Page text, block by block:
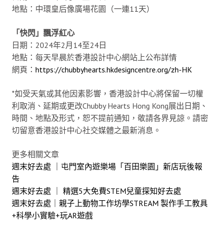
地點：中環皇后像廣場花園（一連11天）
「快閃」飄浮紅心
日期：2024年2月14至24日
地點：每天早晨於香港設計中心網站上公布詳情
網頁： https://chubbyhearts.hkdesigncentre.org/zh-HK
*如受天氣或其他因素影響，香港設計中心將保留一切權
利取消、延期或更改Chubby Hearts Hong Kong展出日期、
時間、地點及形式，恕不提前通知，敬請各界見諒。請密
切留意香港設計中心社交媒體之最新消息。
更多相關文章
週末好去處 ｜屯門室內遊樂場「百田樂園」新店玩後報
告
週末好去處 ｜ 精選5大免費STEM兒童探知好去處
週末好去處｜親子上動物工作坊學STREAM 製作手工教具
+科學小實驗+玩AR遊戲